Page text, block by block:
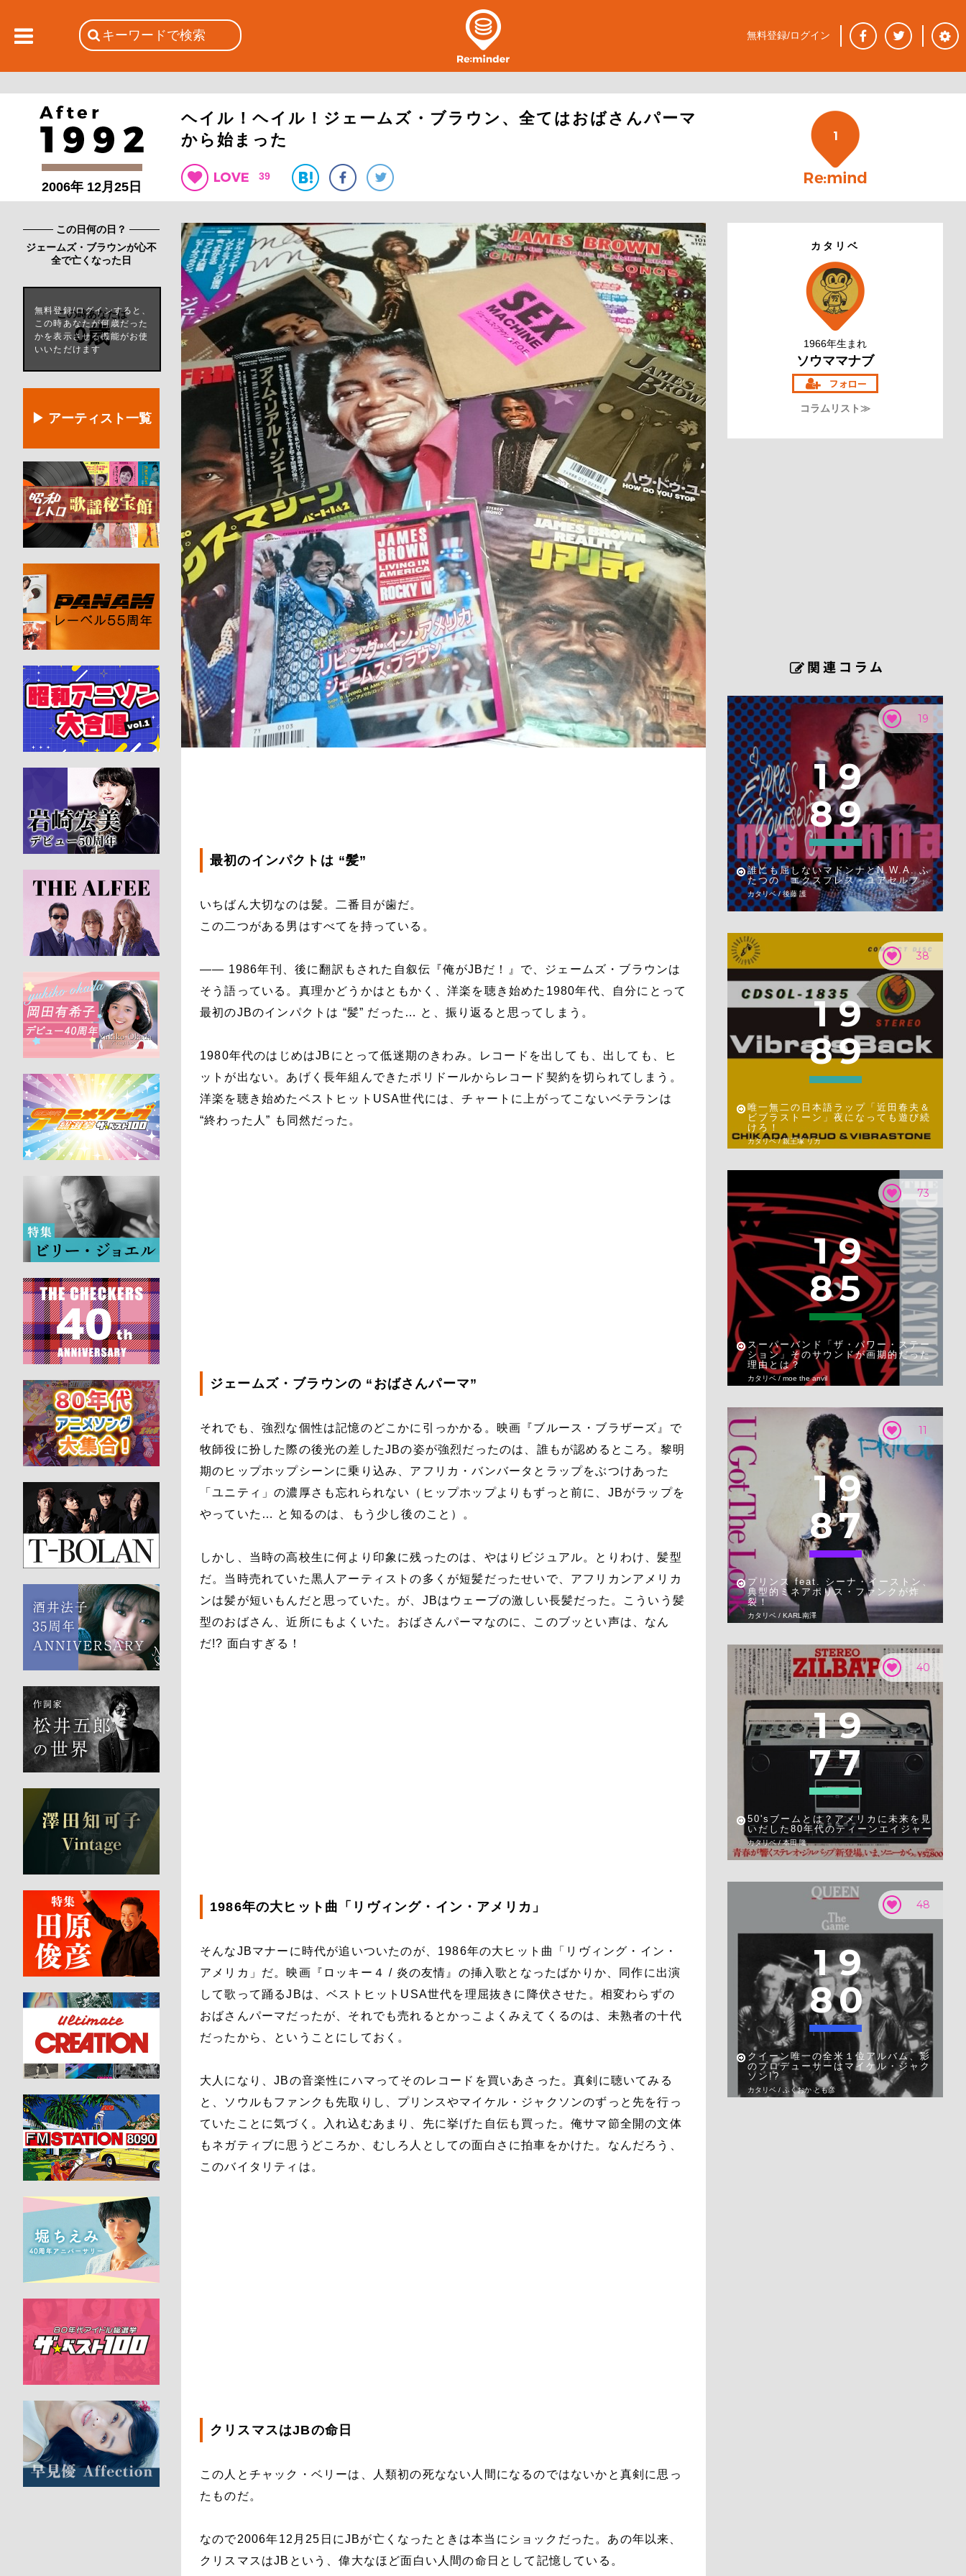
2006年 12月25日
ヘイル！ヘイル！ジェームズ・ブラウン、全てはおばさんパーマ
から始まった
39
1
この日何の日？
ジェームズ・ブラウンが心不
全で亡くなった日
この時あなたは
0歳
無料登録/ログインすると、
この時あなたが何歳だった
かを表示させる機能がお使
いいただけます
▶ アーティスト一覧
最初のインパクトは “髪”
いちばん大切なのは髪。二番目が歯だ。
この二つがある男はすべてを持っている。
―― 1986年刊、後に翻訳もされた自叙伝『俺がJBだ！』で、ジェームズ・ブラウンは
そう語っている。真理かどうかはともかく、洋楽を聴き始めた1980年代、自分にとって
最初のJBのインパクトは “髪” だった… と、振り返ると思ってしまう。
1980年代のはじめはJBにとって低迷期のきわみ。レコードを出しても、出しても、ヒ
ットが出ない。あげく長年組んできたポリドールからレコード契約を切られてしまう。
洋楽を聴き始めたベストヒットUSA世代には、チャートに上がってこないベテランは
“終わった人” も同然だった。
ジェームズ・ブラウンの “おばさんパーマ”
それでも、強烈な個性は記憶のどこかに引っかかる。映画『ブルース・ブラザーズ』で
牧師役に扮した際の後光の差したJBの姿が強烈だったのは、誰もが認めるところ。黎明
期のヒップホップシーンに乗り込み、アフリカ・バンバータとラップをぶつけあった
「ユニティ」の濃厚さも忘れられない（ヒップホップよりもずっと前に、JBがラップを
やっていた… と知るのは、もう少し後のこと）。
しかし、当時の高校生に何より印象に残ったのは、やはりビジュアル。とりわけ、髪型
だ。当時売れていた黒人アーティストの多くが短髪だったせいで、アフリカンアメリカ
ンは髪が短いもんだと思っていた。が、JBはウェーブの激しい長髪だった。こういう髪
型のおばさん、近所にもよくいた。おばさんパーマなのに、このブッとい声は、なん
だ!? 面白すぎる！
1986年の大ヒット曲「リヴィング・イン・アメリカ」
そんなJBマナーに時代が追いついたのが、1986年の大ヒット曲「リヴィング・イン・
アメリカ」だ。映画『ロッキー４ / 炎の友情』の挿入歌となったばかりか、同作に出演
して歌って踊るJBは、ベストヒットUSA世代を理屈抜きに降伏させた。相変わらずの
おばさんパーマだったが、それでも売れるとかっこよくみえてくるのは、未熟者の十代
だったから、ということにしておく。
大人になり、JBの音楽性にハマってそのレコードを買いあさった。真剣に聴いてみる
と、ソウルもファンクも先取りし、プリンスやマイケル・ジャクソンのずっと先を行っ
ていたことに気づく。入れ込むあまり、先に挙げた自伝も買った。俺サマ節全開の文体
もネガティブに思うどころか、むしろ人としての面白さに拍車をかけた。なんだろう、
このバイタリティは。
クリスマスはJBの命日
この人とチャック・ベリーは、人類初の死なない人間になるのではないかと真剣に思っ
たものだ。
なので2006年12月25日にJBが亡くなったときは本当にショックだった。あの年以来、
クリスマスはJBという、偉大なほど面白い人間の命日として記憶している。
カタリベ
1966年生まれ
ソウママナブ
コラムリスト≫
19
1 9
89
誰にも屈しないマドンナとN.W.A. ふ
たつの「エクスプレス・ユアセルフ」
カタリベ / 後藤 護
38
1 9
89
唯一無二の日本語ラップ「近田春夫＆
ビブラストーン」夜になっても遊び続
けろ！
カタリベ / 親王塚 リカ
73
1 9
85
スーパーバンド「ザ・パワー・ステー
ション」そのサウンドが画期的だった
理由とは？
カタリベ / moe the anvil
11
1 9
87
プリンス feat. シーナ・イーストン、
典型的ミネアポリス・ファンクが炸
裂！
カタリベ / KARL南澤
40
1 9
77
50'sブームとは？アメリカに未来を見
いだした80年代のティーンエイジャー
カタリベ / 本田 隆
48
1 9
80
クイーン唯一の全米１位アルバム、影
のプロデューサーはマイケル・ジャク
ソン!?
カタリベ / ふくおか とも彦
無料登録/ログイン